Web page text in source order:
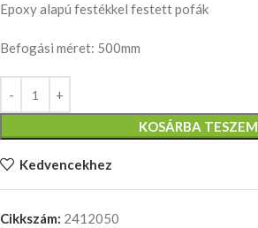
Epoxy alapú festékkel festett pofák
Befogási méret: 500mm
KOSÁRBA TESZEM
Kedvencekhez
Cikkszám: 2412050